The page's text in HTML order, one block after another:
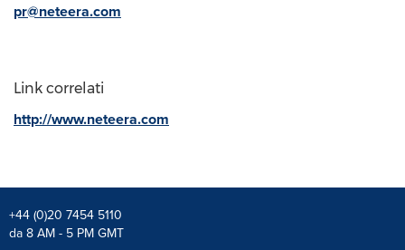
pr@neteera.com
Link correlati
http://www.neteera.com
+44 (0)20 7454 5110
da 8 AM - 5 PM GMT